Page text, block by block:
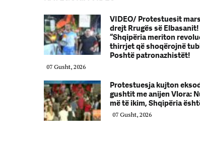
VIDEO/ Protestuesit
drejt Rrugës së Elbasanit!
“Shqipëria meriton
thirrjet që shoqërojnë
Poshtë patronazhistët!
07 Gusht, 2026
Protestuesja kujton
gushtit me anijen Vlora:
më të ikim, Shqipëria
07 Gusht, 2026